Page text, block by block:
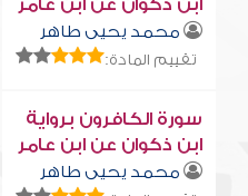
ابن ذكوان عن ابن عامر
محمد يحيى طاهر
تقييم المادة:
سورة الكافرون برواية
ابن ذكوان عن ابن عامر
محمد يحيى طاهر